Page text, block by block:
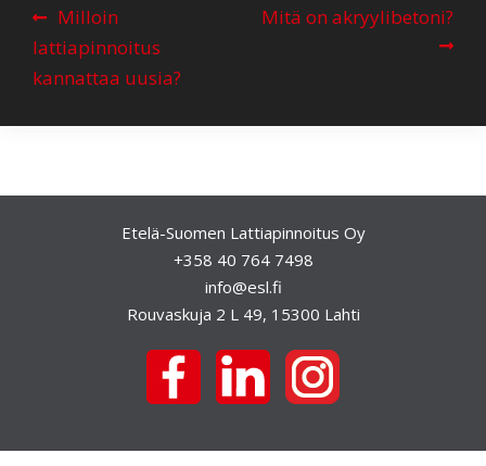
A
r
t
e
a
Milloin
lattiapinnoitus
kannattaa uusia?
Mitä on akryylibetoni?
Etelä-Suomen Lattiapinnoitus Oy
+358 40 764 7498
info@esl.fi
Rouvaskuja 2 L 49, 15300 Lahti